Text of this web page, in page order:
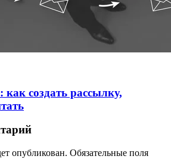
создать рассылку,
опубликован. Обязательные поля